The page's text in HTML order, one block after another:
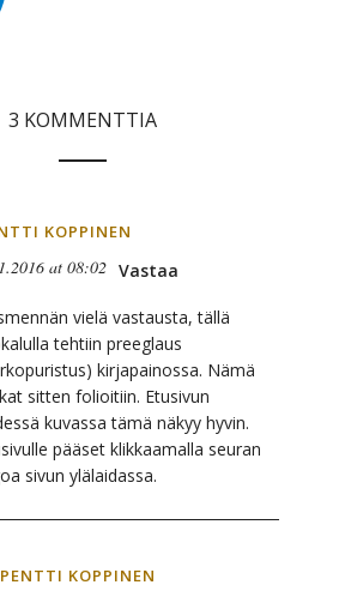
3 KOMMENTTIA
KOPPINEN
at 08:02 Vastaa
vielä vastausta, tällä
tehtiin preeglaus
kirjapainossa. Nämä
sitten folioitiin. Etusivun
kuvassa tämä näkyy hyvin.
pääset klikkaamalla seuran
sivun ylälaidassa.
PENTTI KOPPINEN